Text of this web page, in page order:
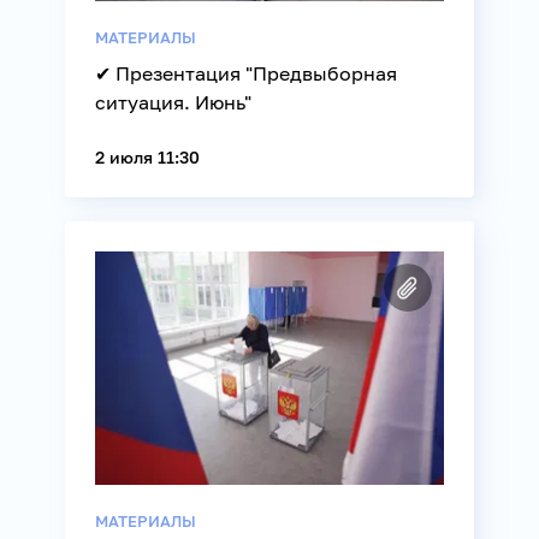
МАТЕРИАЛЫ
✔ Презентация "Предвыборная
ситуация. Июнь"
2 июля 11:30
МАТЕРИАЛЫ